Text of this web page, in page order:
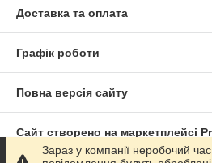
Доставка та оплата
Графік роботи
Повна версія сайту
Сайт створено на маркетплейсі
Зараз у компанії неробочий